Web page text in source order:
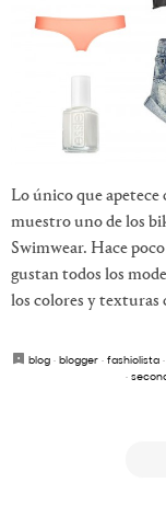
Lo único que apetece
muestro uno de los
Swimwear. Hace
gustan todos los
los colores y texturas
blog· blogger· fashiolista·
·